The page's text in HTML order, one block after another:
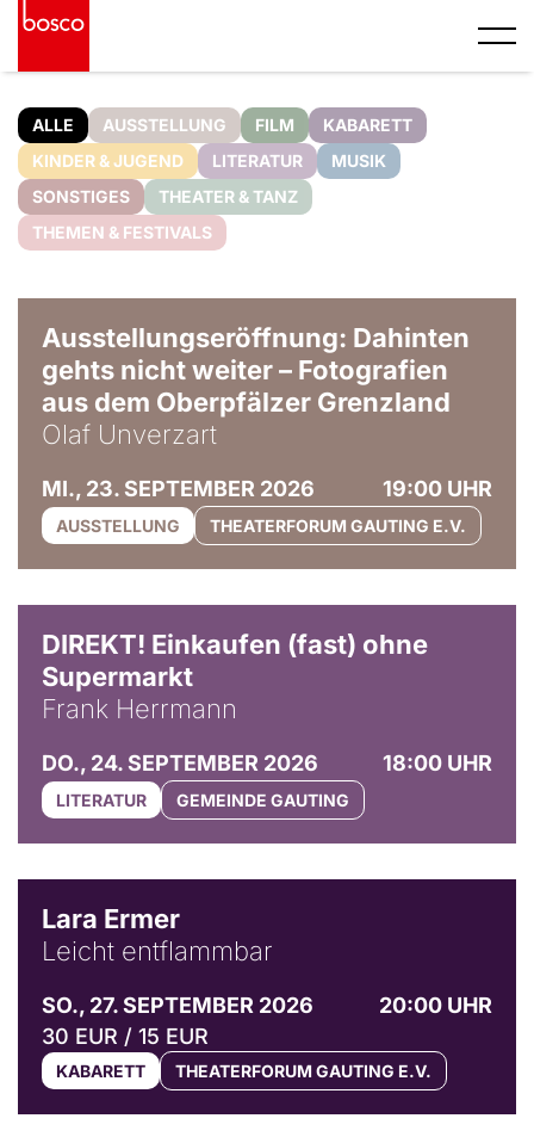
ALLE AUSSTELLUNG FILM
KABARETT
KINDER & JUGEND
LITERATUR
MUSIK
SONSTIGES
THEATER & TANZ
THEMEN & FESTIVALS
Ausstellungseröffnung: Dahinten
gehts nicht weiter – Fotografien
aus dem Oberpfälzer Grenzland
Olaf Unverzart
MI., 23. SEPTEMBER 2026 19:00 UHR
AUSSTELLUNG THEATERFORUM GAUTING E.V.
DIREKT! Einkaufen (fast) ohne
Supermarkt
Frank Herrmann
DO., 24. SEPTEMBER 2026 18:00 UHR
LITERATUR GEMEINDE GAUTING
Lara Ermer
Leicht entflammbar
SO., 27. SEPTEMBER 2026
20:00 UHR
30 EUR / 15 EUR
KABARETT THEATERFORUM GAUTING E.V.